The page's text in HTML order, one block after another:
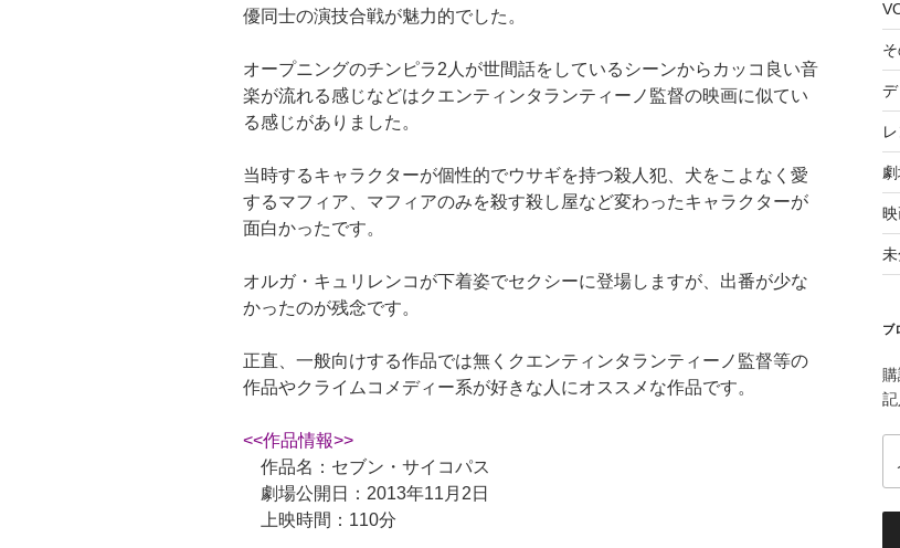
優同士の演技合戦が魅力的でした。
オープニングのチンピラ2人が世間話をしているシーンからカッコ良い音
楽が流れる感じなどはクエンティンタランティーノ監督の映画に似てい
る感じがありました。
当時するキャラクターが個性的でウサギを持つ殺人犯、犬をこよなく愛
するマフィア、マフィアのみを殺す殺し屋など変わったキャラクターが
面白かったです。
オルガ・キュリレンコが下着姿でセクシーに登場しますが、出番が少な
かったのが残念です。
正直、一般向けする作品では無くクエンティンタランティーノ監督等の
作品やクライムコメディー系が好きな人にオススメな作品です。
<<作品情報>>
作品名：セブン・サイコパス
劇場公開日：2013年11月2日
上映時間：110分
ブ
記
ル
ア